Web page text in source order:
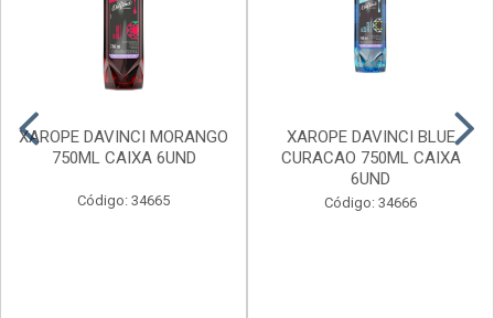
XAROPE DAVINCI MORANGO
750ML CAIXA 6UND
Código: 34665
XAROPE DAVINCI BLUE
CURACAO 750ML CAIXA
6UND
Código: 34666